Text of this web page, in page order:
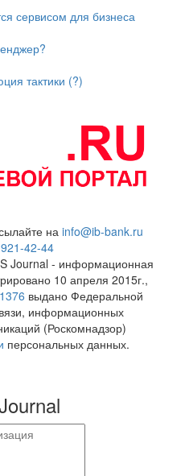
сервисом для бизнеса
тактики (?)
на info@ib-bank.ru
42-44
Journal - информационная
10 апреля 2015г.,
выдано Федеральной
информационных
(Роскомнадзор)
персональных данных.